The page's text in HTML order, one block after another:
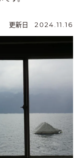
更新日 2024.11.16